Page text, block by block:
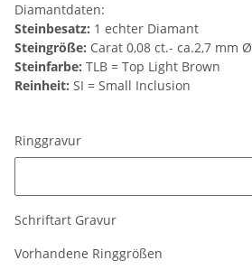
Diamantdaten:
Steinbesatz: 1 echter Diamant
Steingröße: Carat 0,08 ct.- ca.2,7 mm Ø
Steinfarbe: TLB = Top Light Brown
Reinheit: SI = Small Inclusion
Ringgravur
Schriftart Gravur
Vorhandene Ringgrößen